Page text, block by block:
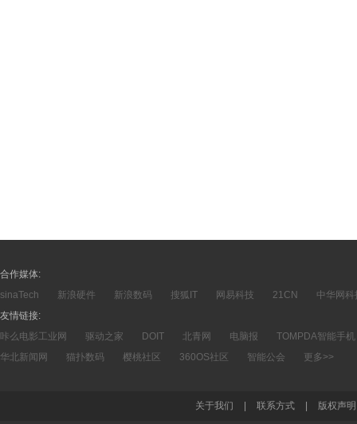
合作媒体:
sinaTech
新浪硬件 新浪数码 搜狐IT 网易科技 21CN
中华网科
友情链接:
咔么电影工业网
驱动之家 DOIT 北青网 电脑报
TOMPDA智能手机
华北新闻网
猫扑数码 樱桃社区 360OS社区 智能公会 更多>>
关于我们 联系方式 版权声明